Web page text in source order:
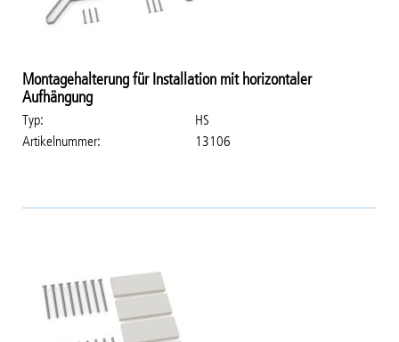
Montagehalterung für Installation mit horizontaler
Aufhängung
Typ
HS
Artikelnummer
13106